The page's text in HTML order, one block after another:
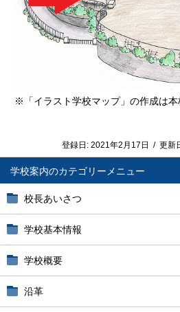
学校案内
校長あいさつ
学校基本情報
学校概要
沿革
※「イラスト学校マップ」の作成は本
登録日: 2021年2月17日 / 更新